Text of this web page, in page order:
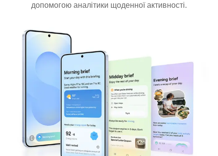
допомогою аналітики щоденної активності.